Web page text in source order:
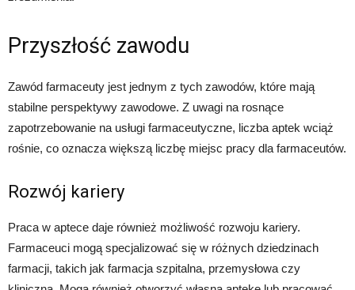
Przyszłość zawodu
Zawód farmaceuty jest jednym z tych zawodów, które mają
stabilne perspektywy zawodowe. Z uwagi na rosnące
zapotrzebowanie na usługi farmaceutyczne, liczba aptek wciąż
rośnie, co oznacza większą liczbę miejsc pracy dla farmaceutów.
Rozwój kariery
Praca w aptece daje również możliwość rozwoju kariery.
Farmaceuci mogą specjalizować się w różnych dziedzinach
farmacji, takich jak farmacja szpitalna, przemysłowa czy